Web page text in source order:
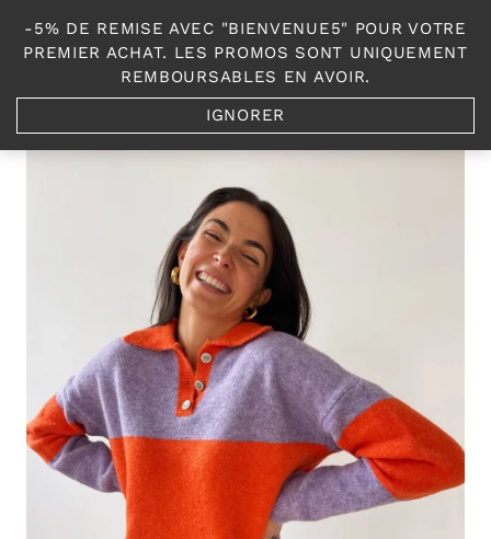
-5% DE REMISE AVEC "BIENVENUE5" POUR VOTRE
PREMIER ACHAT. LES PROMOS SONT UNIQUEMENT
REMBOURSABLES EN AVOIR.
IGNORER
contenu
Les Hauts et Pulls /